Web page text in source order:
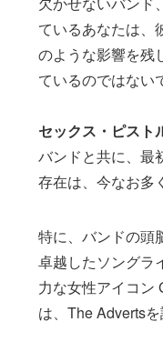
ているあなたは、
のような影響を残
ているのではない
セックス・ピスト
バンドと共に、最
存在は、今なお多
特に、バンドの頭
卓越したソングラ
力な女性アイコン
は、The Adverts